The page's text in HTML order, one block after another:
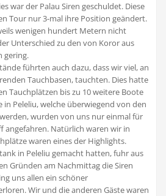
war der Palau Siren geschuldet. Diese
Tour nur 3-mal ihre Position geändert.
wenigen hundert Metern nicht
Unterschied zu den von Koror aus
gering.
führten auch dazu, dass wir viel, an
Tauchbasen, tauchten. Dies hatte
Tauchplätzen bis zu 10 weitere Boote
Peleliu, welche überwiegend von den
wurden von uns nur einmal für
angefahren. Natürlich waren wir in
waren eines der Highlights.
in Peleliu gemacht hatten, fuhr aus
Gründen am Nachmittag die Siren
uns allen ein schöner
Wir und die anderen Gäste waren